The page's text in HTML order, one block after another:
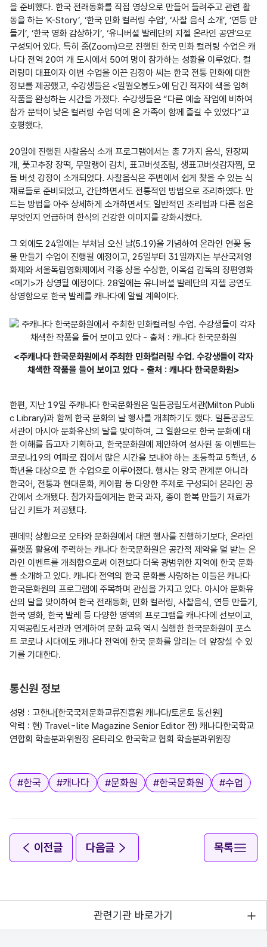
을 준비했다. 한국 전래동화를 직접 영상으로 만들어 들려주고 관련 활
동을 하는 ‘K-Story’, ‘한국 민화 컬러링 수업’, ‘사찰 음식 소개’, ‘연등 만
들기’, ‘한국 영화 감상하기’, ‘유니버셜 발레단의 지젤 온라인 공연’으로
구성되어 있다. 특히 줌(Zoom)으로 진행된 한국 민화 컬러링 수업은 캐
나다 전역 20여 개 도시에서 50여 명이 참가하는 성황을 이루었다. 컬
러링미 대표이자 이번 수업을 이끈 김정아 씨는 한국 전통 민화에 대한
정보를 제공했고, 수강생들은 <일월오봉도>에 담긴 적자에 색을 입혀
작품을 완성하는 시간을 가졌다. 수강생들은 “다른 예술 작업에 비하여
참가 문턱이 낮은 컬러링 수업 덕에 온 가족이 함께 즐길 수 있었다”고
호평했다.
20일에 진행된 사찰음식 소개 프로그램에서는 총 7가지 음식, 된장찌
개, 풋고추장 장떡, 무말랭이 김치, 표고버섯조림, 생표고버섯감자찜, 모
듬 버섯 강정이 소개되었다. 사찰음식은 주변에서 쉽게 찾을 수 있는 식
재료들로 준비되었고, 간단하면서도 전통적인 방법으로 조리하였다. 만
드는 방법을 아주 상세하게 소개하면서도 일반적인 조리법과 다른 점은
무엇인지 언급하며 한식의 건강한 이미지를 강화시켰다.
그 외에도 24일에는 부처님 오신 날(5.19)을 기념하여 온라인 연꽃 등
불 만들기 수업이 진행될 예정이고, 25일부터 31일까지는 부산국제영
화제와 서울독립영화제에서 각종 상을 수상한, 이옥섭 감독의 장편영화
<메기>가 상영될 예정이다. 28일에는 유니버셜 발레단의 지젤 공연도
상영함으로 한국 발레를 캐나다에 알릴 계획이다.
<주캐나다 한국문화원에서 주최한 민화컬러링 수업. 수강생들이 각자
채색한 작품을 들어 보이고 있다 - 출처 : 캐나다 한국문화원>
한편, 지난 19일 주캐나다 한국문화원은 밀튼공립도서관(Milton Publi
c Library)과 함께 한국 문화의 날 행사를 개최하기도 했다. 밀튼공공도
서관이 아시아 문화유산의 달을 맞이하여, 그 일환으로 한국 문화에 대
한 이해를 돕고자 기획하고, 한국문화원에 제안하여 성사된 동 이벤트는
코로나19의 여파로 집에서 많은 시간을 보내야 하는 초등학교 5학년, 6
학년을 대상으로 한 수업으로 이루어졌다. 행사는 양국 관계뿐 아니라
한국어, 전통과 현대문화, 케이팝 등 다양한 주제로 구성되어 온라인 공
간에서 소개됐다. 참가자들에게는 한국 과자, 종이 한복 만들기 재료가
담긴 키트가 제공됐다.
팬데믹 상황으로 오타와 문화원에서 대면 행사를 진행하기보다, 온라인
플랫폼 활용에 주력하는 캐나다 한국문화원은 공간적 제약을 덜 받는 온
라인 이벤트를 개최함으로써 이전보다 더욱 광범위한 지역에 한국 문화
를 소개하고 있다. 캐나다 전역의 한국 문화를 사랑하는 이들은 캐나다
한국문화원의 프로그램에 주목하며 관심을 가지고 있다. 아시아 문화유
산의 달을 맞이하여 한국 전래동화, 민화 컬러링, 사찰음식, 연등 만들기,
한국 영화, 한국 발레 등 다양한 영역의 프로그램을 캐나다에 선보이고,
지역공립도서관과 연계하여 문화 교육 역시 실행한 한국문화원이 포스
트 코로나 시대에도 캐나다 전역에 한국 문화를 알리는 데 앞장설 수 있
기를 기대한다.
통신원 정보
성명 : 고한나[한국국제문화교류진흥원 캐나다/토론토 통신원]
약력 : 현) Travel-lite Magazine Senior Editor 전) 캐나다한국학교
연합회 학술분과위원장 온타리오 한국학교 협회 학술분과위원장
태그
#한국 #캐나다 #문화원 #한국문화원 #수업
이전글 다음글 목록
관련기관 바로가기